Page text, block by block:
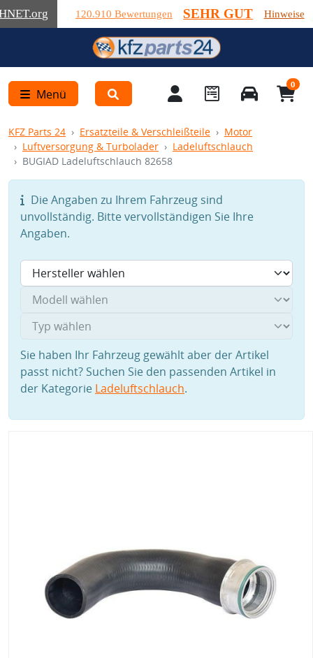
.org 120.910 Bewertungen SEHR GUT Hinweise
Menü
0
KFZ Parts 24 Ersatzteile & Verschleißteile
Motor
Luftversorgung & Turbolader
Ladeluftschlauch
BUGIAD Ladeluftschlauch 82658
Die Angaben zu Ihrem Fahrzeug sind
unvollständig. Bitte vervollständigen Sie Ihre
Angaben.
Sie haben Ihr Fahrzeug gewählt aber der Artikel
passt nicht? Suchen Sie den passenden Artikel in
der Kategorie Ladeluftschlauch.